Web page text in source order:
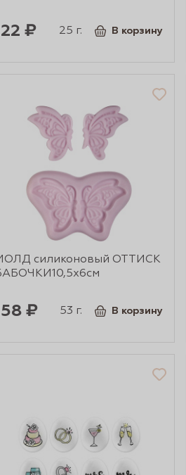
₽ 25 г. В корзину
силиконовый ОТТИСК
₽ 53 г. В корзину